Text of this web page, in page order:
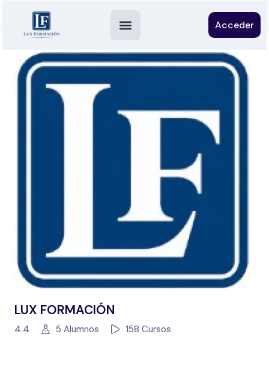
Acceder
LUX FORMACIÓN
4.4 5 Alumnos 158 Cursos